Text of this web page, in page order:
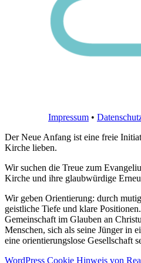
Impressum •
Der Neue Anfang ist eine freie
Kirche lieben.
Wir suchen die Treue zum
Kirche und ihre glaubwürdige
Wir geben Orientierung: durch
geistliche Tiefe und klare
Gemeinschaft im Glauben an
Menschen, sich als seine Jünger in
eine orientierungslose Gesellschaft
WordPress Cookie Hinweis von